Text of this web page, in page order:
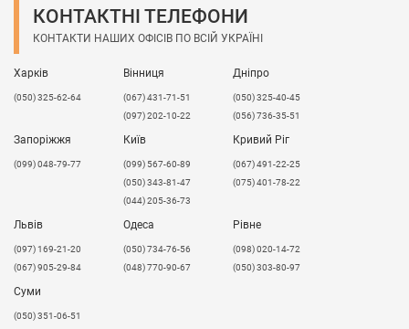
КОНТАКТНІ ТЕЛЕФОНИ
КОНТАКТИ НАШИХ ОФІСІВ ПО ВСІЙ УКРАЇНІ
Харків
(050) 325-62-64
Вінниця
(067) 431-71-51
(097) 202-10-22
Дніпро
(050) 325-40-45
(056) 736-35-51
Запоріжжя
(099) 048-79-77
Київ
(099) 567-60-89
(050) 343-81-47
(044) 205-36-73
Кривий Ріг
(067) 491-22-25
(075) 401-78-22
Львів
​(097) 169-21-20
(067) 905-29-84
Одеса
(050) 734-76-56
(048) 770-90-67
Рівне
(098) 020-14-72
(050) 303-80-97
Суми
(050) 351-06-51